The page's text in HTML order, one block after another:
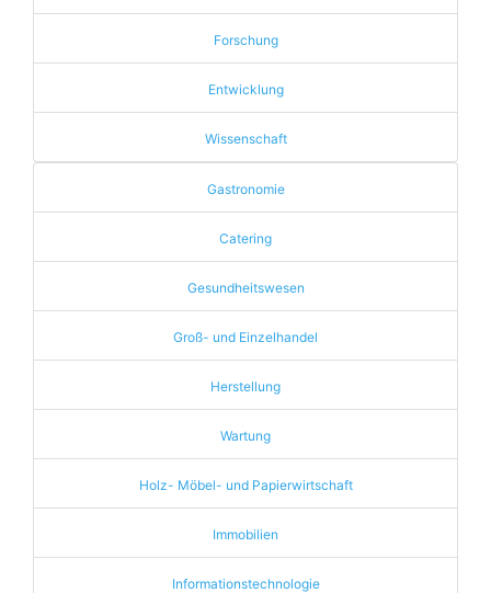
Forschung
Entwicklung
Wissenschaft
Gastronomie
Catering
Gesundheitswesen
Groß- und Einzelhandel
Herstellung
Wartung
Holz- Möbel- und Papierwirtschaft
Immobilien
Informationstechnologie